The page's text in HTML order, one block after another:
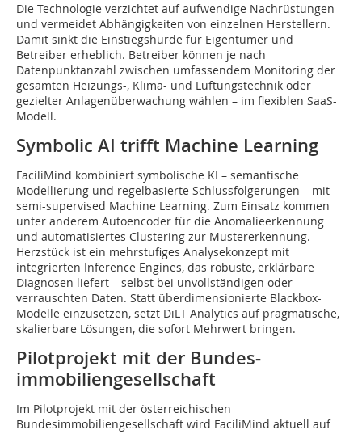
Die Technologie verzichtet auf aufwendige Nachrüstungen
und vermeidet Abhängigkeiten von einzelnen Herstellern.
Damit sinkt die Einstiegshürde für Eigentümer und
Betreiber erheblich. Betreiber können je nach
Datenpunktanzahl zwischen umfassendem Monitoring der
gesamten Heizungs-, Klima- und Lüftungstechnik oder
gezielter Anlagenüberwachung wählen – im flexiblen SaaS-
Modell.
Symbolic AI trifft Machine Learning
FaciliMind kombiniert symbolische KI – semantische
Modellierung und ­regelbasierte Schlussfolgerungen – mit
semi-supervised Machine Learning. Zum Einsatz kommen
unter anderem Autoencoder für die Anomalieerkennung
und automatisiertes Clustering zur Mustererkennung.
Herzstück ist ein mehrstufiges Analysekonzept mit
integrierten Inference Engines, das robuste, erklärbare
Diagnosen liefert – selbst bei unvollständigen oder
verrauschten Daten. Statt überdimensionierte Blackbox-
Modelle einzusetzen, setzt DiLT Analytics auf pragmatische,
skalierbare Lösungen, die sofort Mehrwert bringen.
Pilotprojekt mit der Bundes­
immobiliengesellschaft
Im Pilotprojekt mit der österreichischen
Bundesimmobiliengesellschaft wird FaciliMind aktuell auf